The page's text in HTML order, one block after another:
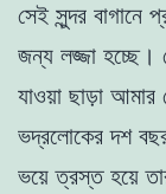
সেই সুন্দর বাগানে
জন্য লজ্জা হচ্ছে।
যাওয়া ছাড়া আমার
ভদ্রলোকের দশ
ভয়ে ত্রস্ত হয়ে